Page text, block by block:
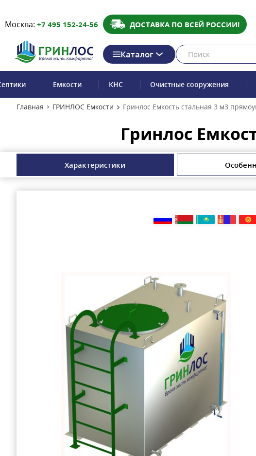
Москва: +7 495 152-24-56 ДОСТАВКА ПО ВСЕЙ РОССИИ!
Каталог
Емкости КНС Очистные сооружения
Главная ГРИНЛОС Емкости Гринлос Емкость стальная 3 м3
Гринлос
Характеристики